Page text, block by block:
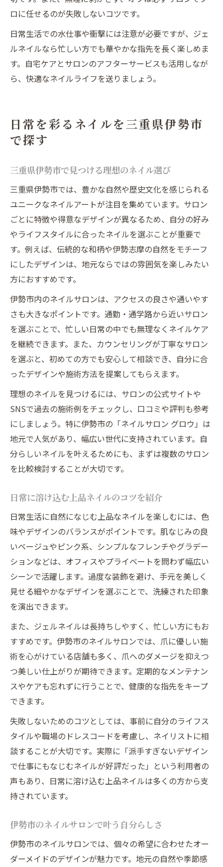
ロに任せるのが失敗しないコツです。
日常生活での水仕事や衝撃には注意が必要ですが、ジェ
ルネイルなら忙しい方でも華やかな指先を長く楽しめま
す。自宅ケアとサロンのアフターサービスも活用しなが
ら、快適なネイルライフを送りましょう。
日常を彩るネイルを三重県伊勢市
で探す
三重県伊勢市で見つける理想のネイル選び
三重県伊勢市では、豊かな自然や歴史文化を感じられる
ユニークなネイルアートが注目を集めています。サロン
ごとに特徴や得意なデザインが異なるため、自分の好み
やライフスタイルに合ったネイルを選ぶことが重要で
す。例えば、伝統的な和柄や伊勢志摩の自然をモチーフ
にしたデザインは、地元ならではの雰囲気を楽しみたい
方におすすめです。
伊勢市内のネイルサロンは、アクセスの良さや通いやす
さも大きなポイントです。通勤・通学路から近いサロン
を選ぶことで、忙しい日常の中でも無理なくネイルケア
を継続できます。また、カウンセリングが丁寧なサロン
を選ぶと、初めての方でも安心して相談でき、自分に合
ったデザインや施術方法を提案してもらえます。
理想のネイルを見つけるには、サロンの公式サイトや
SNSで過去の施術例をチェックし、口コミや評判も参考
にしましょう。特に伊勢市の「ネイルサロン グロウ」は
地元で人気があり、幅広い世代に支持されています。自
分らしいネイルを叶えるためにも、まずは複数のサロン
を比較検討することが大切です。
日常に溶け込む上品ネイルのコツを紹介
日常生活に自然になじむ上品なネイルを楽しむには、色
味やデザインのバランスがポイントです。肌なじみの良
いベージュやピンク系、シンプルなフレンチやグラデー
ションなどは、オフィスやプライベートを問わず幅広い
シーンで活躍します。過度な装飾を避け、手元を美しく
見せる細やかなデザインを選ぶことで、洗練された印象
を演出できます。
また、ジェルネイルは長持ちしやすく、忙しい方にもお
すすめです。伊勢市のネイルサロンでは、爪に優しい施
術を心がけている店舗も多く、爪へのダメージを抑えつ
つ美しい仕上がりが期待できます。定期的なメンテナン
スやケアも忘れずに行うことで、健康的な指先をキープ
できます。
失敗しないためのコツとしては、事前に自分のライフス
タイルや職場のドレスコードを考慮し、ネイリストに相
談することが大切です。実際に「派手すぎないデザイン
で仕事にもなじむネイルが好評だった」という利用者の
声もあり、日常に溶け込む上品ネイルは多くの方から支
持されています。
伊勢市のネイルサロンで叶う自分らしさ
伊勢市のネイルサロンでは、個々の希望に合わせたオー
ダーメイドのデザインが魅力です。地元の自然や季節感